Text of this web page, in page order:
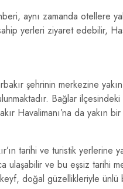
aynı zamanda otellere
yerleri ziyaret edebilir,
şehrinin merkezine
Bağlar
Havalimanı’na da yakın
tarihi ve turistik yerlerine
ulaşabilir ve bu eşsiz tarihi
doğal güzellikleriyle ünlü